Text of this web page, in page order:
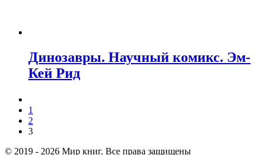
Динозавры. Научный комикс. Эм-
Кей Рид
1
2
3
© 2019 - 2026 Мир книг. Все права защищены